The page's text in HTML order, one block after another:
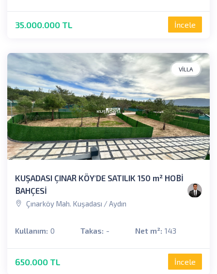
35.000.000 TL İncele
VILLA
KUŞADASI ÇINAR KÖY'DE SATILIK 150 m² HOBİ
BAHÇESİ
Çınarköy Mah. Kuşadası / Aydın
Kullanım: 0 Takas: - Net m²: 143
650.000 TL İncele